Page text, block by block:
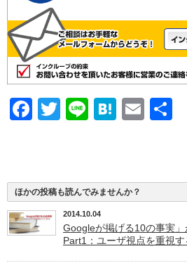
Facebook
Twitter
LineHatena
Email
ほかの投稿も読んでみませんか？
2014.10.04
Googleが掲げる10の事実
Part1：ユーザ視点を重視す